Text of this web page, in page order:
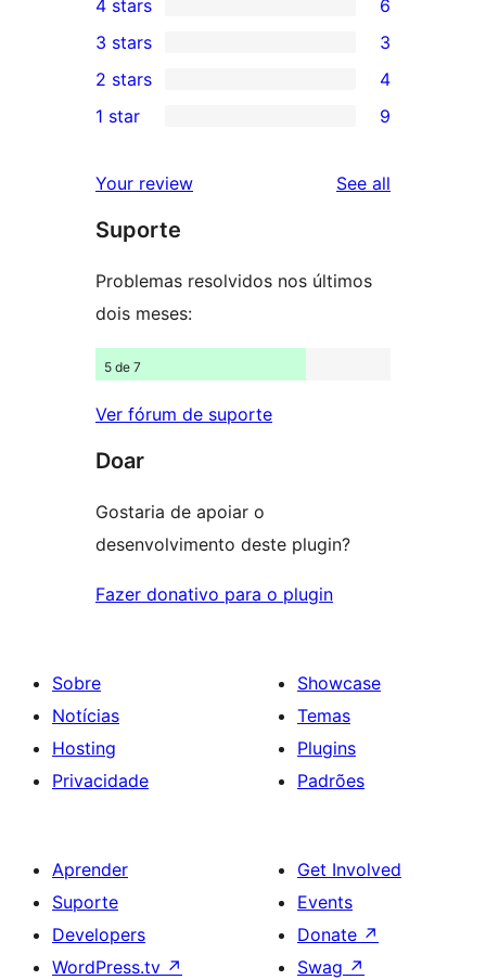
5-
star
reviews
4-
star
reviews
4 stars 6
3
3-
star
3 stars 3
2-
reviews
2 stars 4
star
reviews
1 star 9
Your review See all
Suporte
Problemas resolvidos nos últimos
dois meses:
5 de 7
Ver fórum de suporte
Doar
Gostaria de apoiar o
desenvolvimento deste plugin?
Fazer donativo para o plugin
Sobre
Notícias
Hosting
Privacidade
Showcase
Temas
Plugins
Padrões
Aprender
Suporte
Developers
WordPress.tv ↗
Get Involved
Events
Donate ↗
Swag ↗